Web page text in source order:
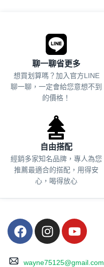
聊一聊省更多
想買划算嗎？加入官方LINE
聊一聊，一定會給您意想不到
的價格！
自由搭配
經銷多家知名品牌，專人為您
推薦最適合的搭配，用得安
心，喝得放心
wayne75125@gmail.com